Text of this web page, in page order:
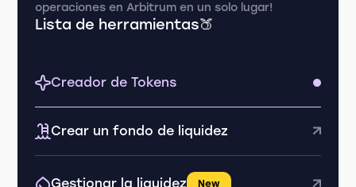
operaciones en Arbitrum en un solo lugar!
Lista de herramientas🍑
Creador de Tokens
Crear un fondo de liquidez
Gestionar la liquidez New